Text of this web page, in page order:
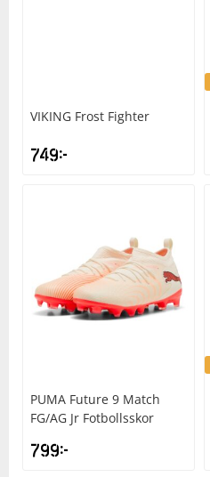
VIKING Frost Fighter
749kr
PUMA Future 9 Match
FG/AG Jr Fotbollsskor
799kr